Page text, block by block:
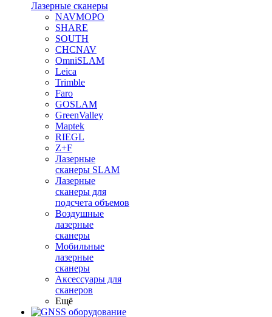
Лазерные сканеры
NAVMOPO
SHARE
SOUTH
CHCNAV
OmniSLAM
Leica
Trimble
Faro
GOSLAM
GreenValley
Maptek
RIEGL
Z+F
Лазерные
сканеры SLAM
Лазерные
сканеры для
подсчета объемов
Воздушные
лазерные
сканеры
Мобильные
лазерные
сканеры
Аксессуары для
сканеров
Ещё